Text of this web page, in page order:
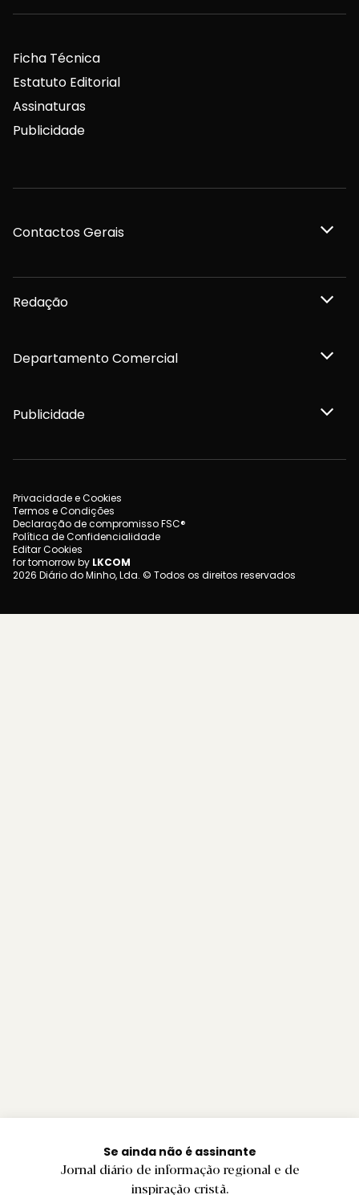
Se ainda não é assinante
Jornal diário de informação regional e de
inspiração cristã.
Ficha Técnica
Estatuto Editorial
Assinaturas
Publicidade
Contactos Gerais
Redação
Departamento Comercial
Publicidade
Privacidade e Cookies
Termos e Condições
Declaração de compromisso FSC®
Política de Confidencialidade
Editar Cookies
for tomorrow by LKCOM
2026 Diário do Minho, Lda. © Todos os direitos reservados